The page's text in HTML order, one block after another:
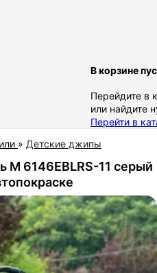
В корзине
Перейдите в
или найдите
Перейти в
» Детские джипы
M 6146EBLRS-11 серый